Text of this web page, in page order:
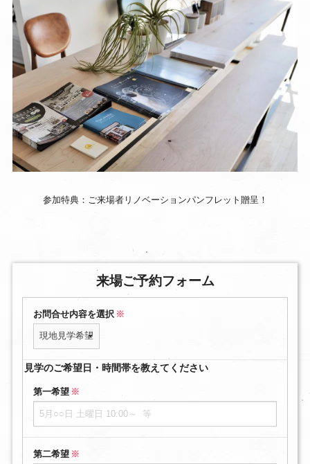
参加特典：ご来場者リノベーションパンフレット贈呈！
来場ご予約フォーム
お問合せ内容を選択 ※
見学のご希望日・時間帯を教えてください
第一希望 ※
第二希望 ※